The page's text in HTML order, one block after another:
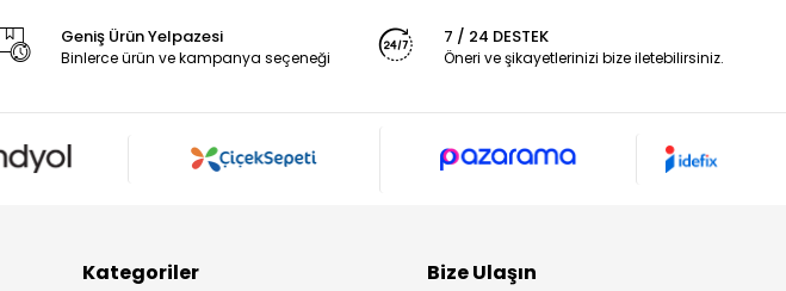
Geniş Ürün Yelpazesi
Binlerce ürün ve kampanya seçeneği
7 / 24 DESTEK
Öneri ve şikayetlerinizi bize iletebilirsiniz.
Kategoriler Bize Ulaşın